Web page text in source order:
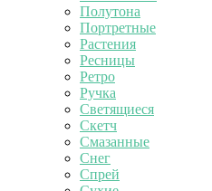
Полутона
Портретные
Растения
Ресницы
Ретро
Ручка
Светящиеся
Скетч
Смазанные
Снег
Спрей